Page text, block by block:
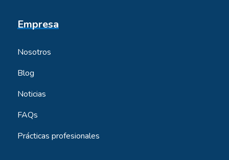
Empresa
Nosotros
Blog
Noticias
FAQs
Prácticas profesionales